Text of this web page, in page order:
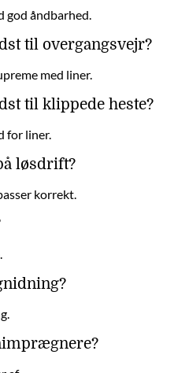
åndbarhed.
til overgangsvejr?
med liner.
til klippede heste?
for liner.
løsdrift?
korrekt.